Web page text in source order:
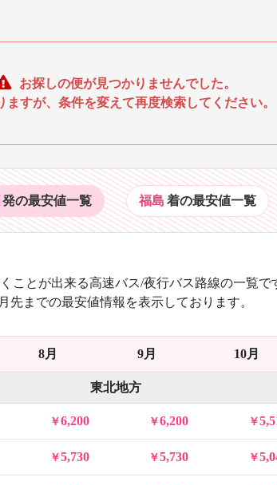
お探しの便が見つかりませんでした。
ますが、条件を変えて再度検索してください。
発の最安値一覧 福島 着の最安値一覧
ことが出来る高速バス/夜行バス路線の一覧で
先までの最安値情報を表示しております。
8月 9月 10月
東北地方
6,200 6,200
5,730 5,730